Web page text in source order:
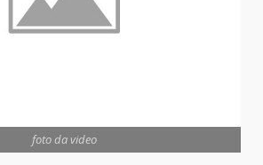
foto da video